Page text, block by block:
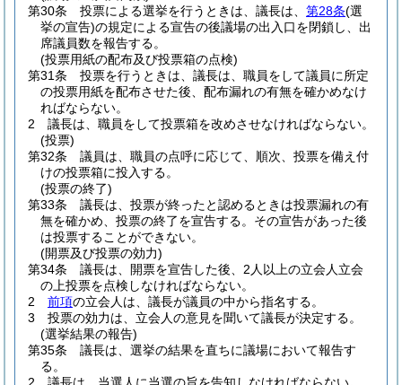
第30条
投票による選挙を行うときは、議長は、 第28条(選
挙の宣告)の規定による宣告の後議場の出入口を閉鎖し、出
席議員数を報告する。
(投票用紙の配布及び投票箱の点検)
第31条
投票を行うときは、議長は、職員をして議員に所定
の投票用紙を配布させた後、配布漏れの有無を確かめなけ
ればならない。
2
議長は、職員をして投票箱を改めさせなければならない。
(投票)
第32条
議員は、職員の点呼に応じて、順次、投票を備え付
けの投票箱に投入する。
(投票の終了)
第33条
議長は、投票が終ったと認めるときは投票漏れの有
無を確かめ、投票の終了を宣告する。 その宣告があった後
は投票することができない。
(開票及び投票の効力)
第34条
議長は、開票を宣告した後、2人以上の立会人立会
の上投票を点検しなければならない。
2
前項の立会人は、議長が議員の中から指名する。
3
投票の効力は、立会人の意見を聞いて議長が決定する。
(選挙結果の報告)
第35条
議長は、選挙の結果を直ちに議場において報告す
る。